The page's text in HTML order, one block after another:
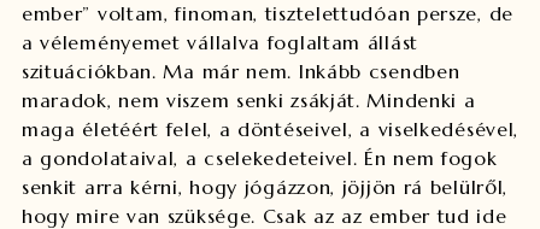
ember” voltam, finoman, tisztelettudóan persze, de
a véleményemet vállalva foglaltam állást
szituációkban. Ma már nem. Inkább csendben
maradok, nem viszem senki zsákját. Mindenki a
maga életéért felel, a döntéseivel, a viselkedésével,
a gondolataival, a cselekedeteivel. Én nem fogok
senkit arra kérni, hogy jógázzon, jöjjön rá belülről,
hogy mire van szüksége. Csak az az ember tud ide